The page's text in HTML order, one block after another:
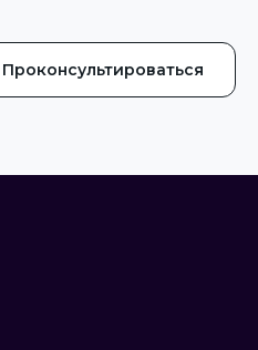
Проконсультироваться